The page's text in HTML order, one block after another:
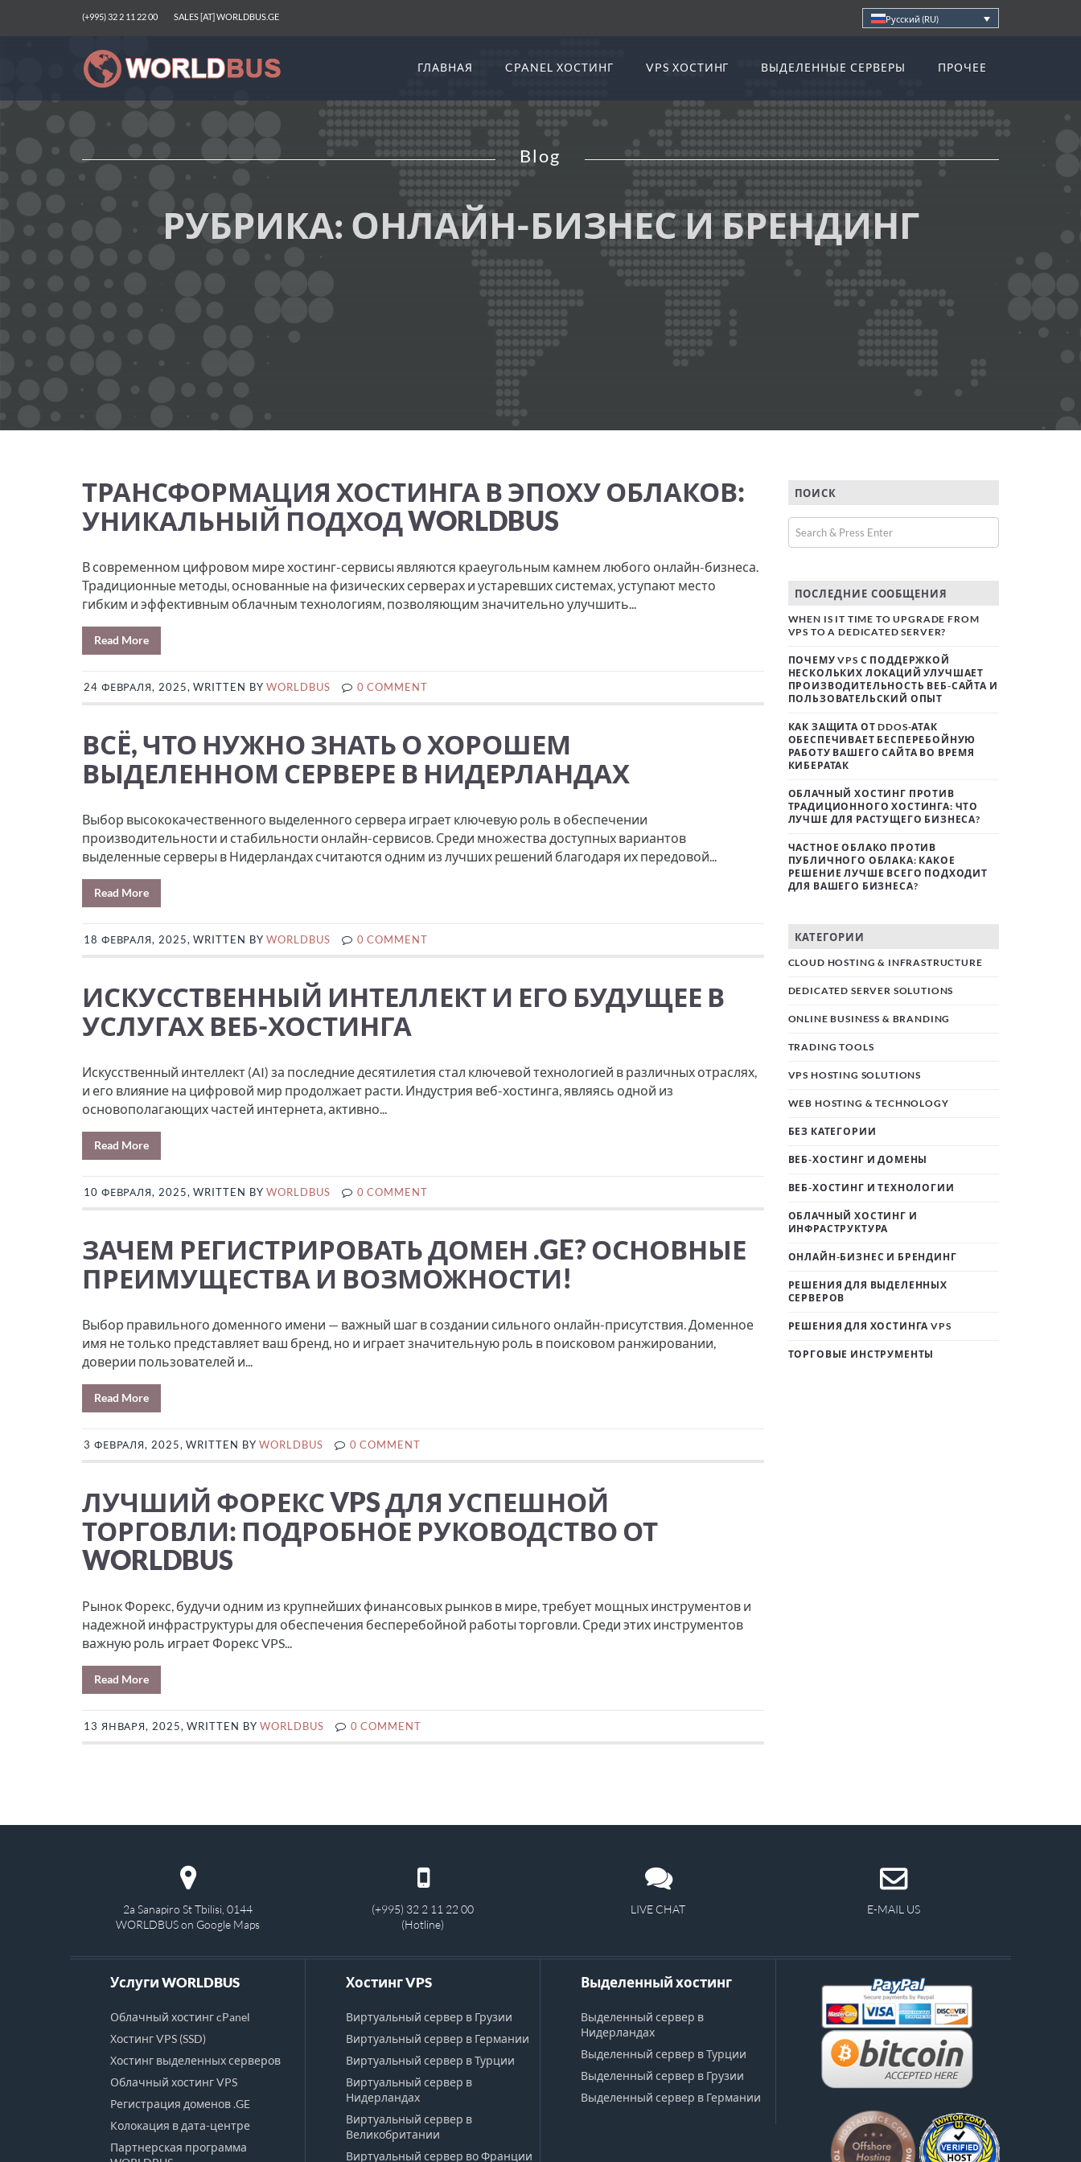
(+995) 32 2 11 22 00 SALES [AT] WORLDBUS.GE Русский (RU)
ГЛАВНАЯ CPANEL ХОСТИНГ VPS ХОСТИНГ ВЫДЕЛЕННЫЕ СЕРВЕРЫ ПРОЧЕЕ
Blog
РУБРИКА: ОНЛАЙН-БИЗНЕС И БРЕНДИНГ
ТРАНСФОРМАЦИЯ ХОСТИНГА В ЭПОХУ ОБЛАКОВ:
УНИКАЛЬНЫЙ ПОДХОД WORLDBUS
В современном цифровом мире хостинг-сервисы являются краеугольным камнем любого онлайн-бизнеса.
Традиционные методы, основанные на физических серверах и устаревших системах, уступают место
гибким и эффективным облачным технологиям, позволяющим значительно улучшить...
Read More
24 ФЕВРАЛЯ, 2025, WRITTEN BYWORLDBUS 0 COMMENT
ВСЁ, ЧТО НУЖНО ЗНАТЬ О ХОРОШЕМ
ВЫДЕЛЕННОМ СЕРВЕРЕ В НИДЕРЛАНДАХ
Выбор высококачественного выделенного сервера играет ключевую роль в обеспечении
производительности и стабильности онлайн-сервисов. Среди множества доступных вариантов
выделенные серверы в Нидерландах считаются одним из лучших решений благодаря их передовой...
Read More
18 ФЕВРАЛЯ, 2025, WRITTEN BYWORLDBUS 0 COMMENT
ИСКУССТВЕННЫЙ ИНТЕЛЛЕКТ И ЕГО БУДУЩЕЕ В
УСЛУГАХ ВЕБ-ХОСТИНГА
Искусственный интеллект (AI) за последние десятилетия стал ключевой технологией в различных отраслях,
и его влияние на цифровой мир продолжает расти. Индустрия веб-хостинга, являясь одной из
основополагающих частей интернета, активно...
Read More
10 ФЕВРАЛЯ, 2025, WRITTEN BYWORLDBUS 0 COMMENT
ЗАЧЕМ РЕГИСТРИРОВАТЬ ДОМЕН .GE? ОСНОВНЫЕ
ПРЕИМУЩЕСТВА И ВОЗМОЖНОСТИ!
Выбор правильного доменного имени — важный шаг в создании сильного онлайн-присутствия. Доменное
имя не только представляет ваш бренд, но и играет значительную роль в поисковом ранжировании,
доверии пользователей и...
Read More
3 ФЕВРАЛЯ, 2025, WRITTEN BYWORLDBUS 0 COMMENT
ЛУЧШИЙ ФОРЕКС VPS ДЛЯ УСПЕШНОЙ
ТОРГОВЛИ: ПОДРОБНОЕ РУКОВОДСТВО ОТ
WORLDBUS
Рынок Форекс, будучи одним из крупнейших финансовых рынков в мире, требует мощных инструментов и
надежной инфраструктуры для обеспечения бесперебойной работы торговли. Среди этих инструментов
важную роль играет Форекс VPS...
Read More
13 ЯНВАРЯ, 2025, WRITTEN BYWORLDBUS 0 COMMENT
ПОИСК
ПОСЛЕДНИЕ СООБЩЕНИЯ
WHEN IS IT TIME TO UPGRADE FROM
VPS TO A DEDICATED SERVER?
ПОЧЕМУ VPS С ПОДДЕРЖКОЙ
НЕСКОЛЬКИХ ЛОКАЦИЙ УЛУЧШАЕТ
ПРОИЗВОДИТЕЛЬНОСТЬ ВЕБ-САЙТА И
ПОЛЬЗОВАТЕЛЬСКИЙ ОПЫТ
КАК ЗАЩИТА ОТ DDOS-АТАК
ОБЕСПЕЧИВАЕТ БЕСПЕРЕБОЙНУЮ
РАБОТУ ВАШЕГО САЙТА ВО ВРЕМЯ
КИБЕРАТАК
ОБЛАЧНЫЙ ХОСТИНГ ПРОТИВ
ТРАДИЦИОННОГО ХОСТИНГА: ЧТО
ЛУЧШЕ ДЛЯ РАСТУЩЕГО БИЗНЕСА?
ЧАСТНОЕ ОБЛАКО ПРОТИВ
ПУБЛИЧНОГО ОБЛАКА: КАКОЕ
РЕШЕНИЕ ЛУЧШЕ ВСЕГО ПОДХОДИТ
ДЛЯ ВАШЕГО БИЗНЕСА?
КАТЕГОРИИ
CLOUD HOSTING & INFRASTRUCTURE
DEDICATED SERVER SOLUTIONS
ONLINE BUSINESS & BRANDING
TRADING TOOLS
VPS HOSTING SOLUTIONS
WEB HOSTING & TECHNOLOGY
БЕЗ КАТЕГОРИИ
ВЕБ-ХОСТИНГ И ДОМЕНЫ
ВЕБ-ХОСТИНГ И ТЕХНОЛОГИИ
ОБЛАЧНЫЙ ХОСТИНГ И
ИНФРАСТРУКТУРА
ОНЛАЙН-БИЗНЕС И БРЕНДИНГ
РЕШЕНИЯ ДЛЯ ВЫДЕЛЕННЫХ
СЕРВЕРОВ
РЕШЕНИЯ ДЛЯ ХОСТИНГА VPS
ТОРГОВЫЕ ИНСТРУМЕНТЫ
2a Sanapiro St Tbilisi, 0144
WORLDBUS on Google Maps
(+995) 32 2 11 22 00
(Hotline)
LIVE CHAT E-MAIL US
Услуги WORLDBUS
Облачный хостинг cPanel
Хостинг VPS (SSD)
Хостинг выделенных серверов
Облачный хостинг VPS
Регистрация доменов .GE
Колокация в дата-центре
Партнерская программа
Хостинг VPS
Виртуальный сервер в Грузии
Виртуальный сервер в Германии
Виртуальный сервер в Турции
Виртуальный сервер в
Нидерландах
Виртуальный сервер в
Великобритании
Виртуальный сервер во Франции
Выделенный хостинг
Выделенный сервер в
Нидерландах
Выделенный сервер в Турции
Выделенный сервер в Грузии
Выделенный сервер в Германии